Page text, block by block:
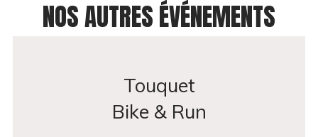
NOS AUTRES ÉVÉNEMENTS
Touquet
Bike & Run